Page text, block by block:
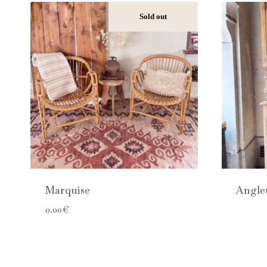
Sold out
Marquise
0.00€